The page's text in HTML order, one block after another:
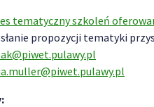
tematyczny szkoleń
propozycji tematyki